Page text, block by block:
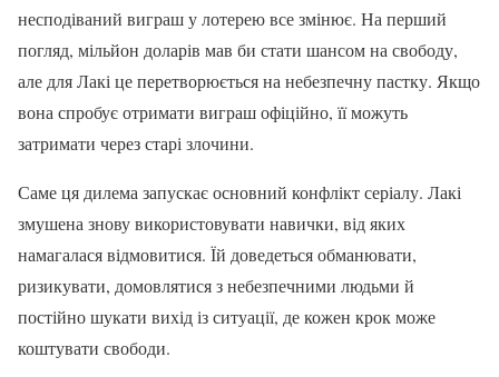
несподіваний виграш у лотерею все змінює. На перший
погляд, мільйон доларів мав би стати шансом на свободу,
але для Лакі це перетворюється на небезпечну пастку. Якщо
вона спробує отримати виграш офіційно, її можуть
затримати через старі злочини.
Саме ця дилема запускає основний конфлікт серіалу. Лакі
змушена знову використовувати навички, від яких
намагалася відмовитися. Їй доведеться обманювати,
ризикувати, домовлятися з небезпечними людьми й
постійно шукати вихід із ситуації, де кожен крок може
коштувати свободи.